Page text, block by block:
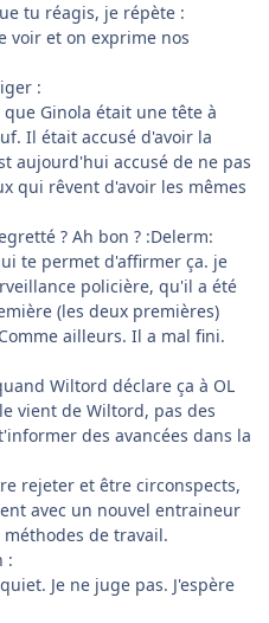
tu réagis, je répète :
voir et on exprime nos
:
Ginola était une tête à
Il était accusé d'avoir la
aujourd'hui accusé de ne pas
qui rêvent d'avoir les mêmes
? Ah bon ? :Delerm:
te permet d'affirmer ça. je
policière, qu'il a été
(les deux premières)
ailleurs. Il a mal fini.
Wiltord déclare ça à OL
vient de Wiltord, pas des
des avancées dans la
rejeter et être circonspects,
avec un nouvel entraineur
de travail.
:
Je ne juge pas. J'espère